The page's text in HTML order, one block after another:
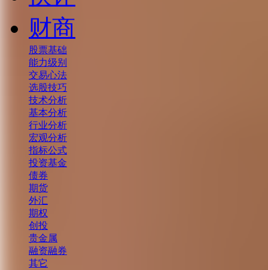
财商
股票基础
能力级别
交易心法
选股技巧
技术分析
基本分析
行业分析
宏观分析
指标公式
投资基金
债券
期货
外汇
期权
创投
贵金属
融资融券
其它